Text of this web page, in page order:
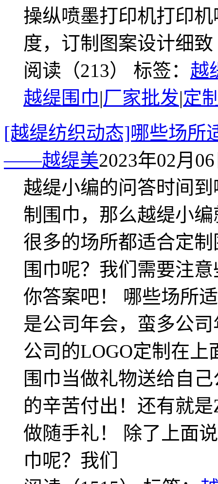
操纵喷墨打印机打印
度，订制图案设计细致
阅读（213） 标签： 越
越缇围巾|厂家批发|定
[越缇纺织动态]哪些场所
——越缇美2023年02月
越缇小编的问答时间
制围巾，那么越缇小
很多的场所都适合定
围巾呢？我们需要注
你答案吧！ 哪些场所
是公司年会，蛮多公
公司的LOGO定制在
围巾当做礼物送给自
的辛苦付出！还有就
做随手礼！ 除了上面
巾呢？我们